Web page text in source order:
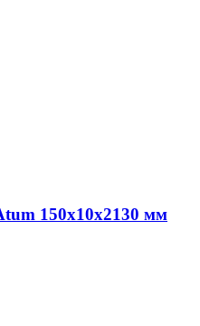
150x10x2130 мм